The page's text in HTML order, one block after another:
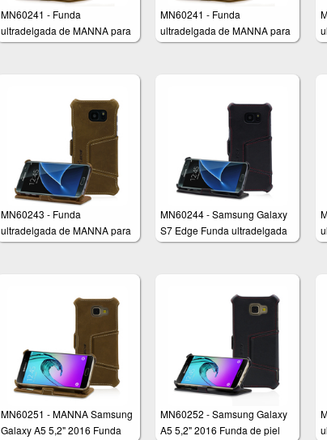
MN60241 - Funda
ultradelgada de MANNA para
Samsung Galaxy S7
MN60241 - Funda
ultradelgada de MANNA para
Samsung Galaxy S7
MN60243 - Funda
ultradelgada de MANNA para
Samsung Galaxy S7 Edge
MN60244 - Samsung Galaxy
S7 Edge Funda ultradelgada
de MANNA
MN60251 - MANNA Samsung
Galaxy A5 5,2" 2016 Funda
MN60252 - Samsung Galaxy
A5 5,2" 2016 Funda de piel